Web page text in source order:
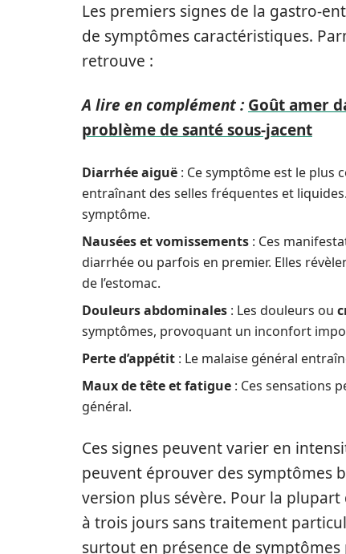
Les premiers signes de la gastro-
de symptômes caractéristiques.
retrouve :
A lire en complément : Goût amer
problème de santé sous-jacent
Diarrhée aiguë : Ce symptôme est le plus
entraînant des selles fréquentes et
symptôme.
Nausées et vomissements : Ces
diarrhée ou parfois en premier. Elles
de l’estomac.
Douleurs abdominales : Les douleurs ou
symptômes, provoquant un inconfort
Perte d’appétit : Le malaise général
Maux de tête et fatigue : Ces sensations
général.
Ces signes peuvent varier en
peuvent éprouver des symptômes
version plus sévère. Pour la
à trois jours sans traitement
surtout en présence de symptômes